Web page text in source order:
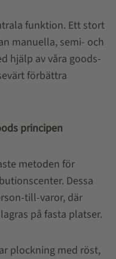
funktion. Ett stort
manuella, semi- och
hjälp av våra goods-
förbättra
principen
metoden för
Dessa
till-varor, där
på fasta platser.
plockning med röst,